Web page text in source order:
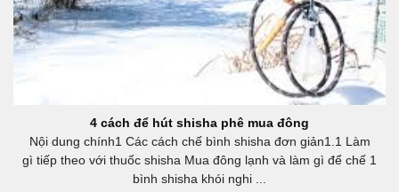
4 cách để hút shisha phê mua đông
Nội dung chính1 Các cách chế bình shisha đơn giản1.1 Làm
gì tiếp theo với thuốc shisha Mua đông lạnh và làm gì để chế 1
bình shisha khói nghi ...